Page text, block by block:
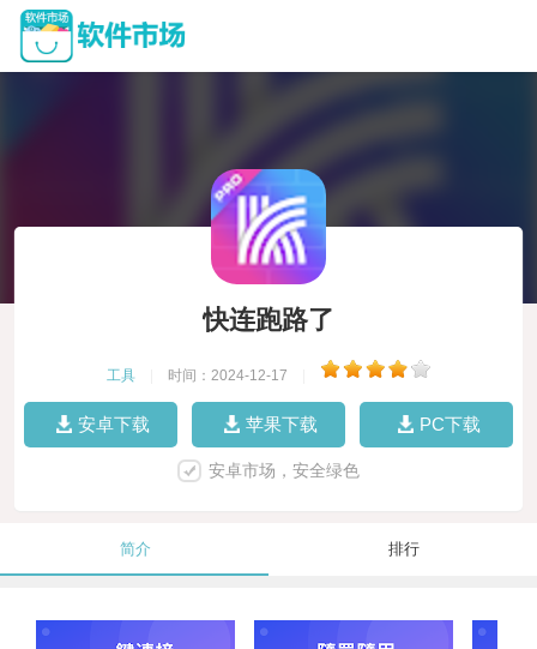
快连跑路了
工具 时间：2024-12-17
安卓下载 苹果下载 PC下载
安卓市场，安全绿色
简介 排行